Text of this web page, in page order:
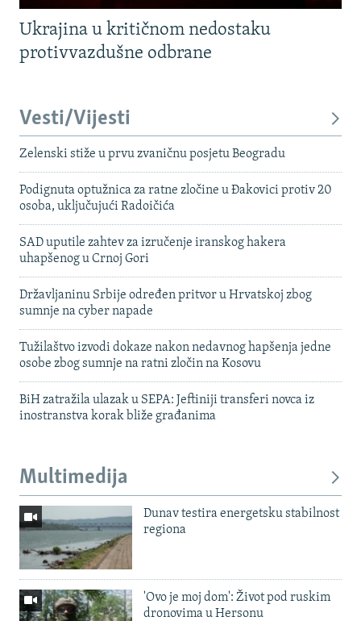
Ukrajina u kritičnom nedostaku
protivvazdušne odbrane
Vesti/Vijesti
Zelenski stiže u prvu zvaničnu posjetu Beogradu
Podignuta optužnica za ratne zločine u Đakovici protiv 20
osoba, uključujući Radoičića
SAD uputile zahtev za izručenje iranskog hakera
uhapšenog u Crnoj Gori
Državljaninu Srbije određen pritvor u Hrvatskoj zbog
sumnje na cyber napade
Tužilaštvo izvodi dokaze nakon nedavnog hapšenja jedne
osobe zbog sumnje na ratni zločin na Kosovu
BiH zatražila ulazak u SEPA: Jeftiniji transferi novca iz
inostranstva korak bliže građanima
Multimedija
Dunav testira energetsku stabilnost
regiona
'Ovo je moj dom': Život pod ruskim
dronovima u Hersonu